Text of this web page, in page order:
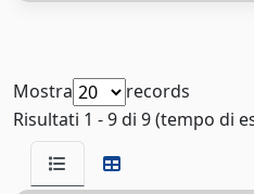
Mostra
records
Risultati 1 - 9 di 9 (tempo di